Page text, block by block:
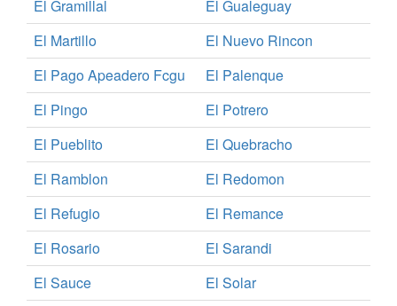
El Gramillal
El Gualeguay
El Martillo
El Nuevo Rincon
El Pago Apeadero Fcgu
El Palenque
El Pingo
El Potrero
El Pueblito
El Quebracho
El Ramblon
El Redomon
El Refugio
El Remance
El Rosario
El Sarandi
El Sauce
El Solar